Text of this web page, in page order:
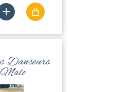
Danseurs